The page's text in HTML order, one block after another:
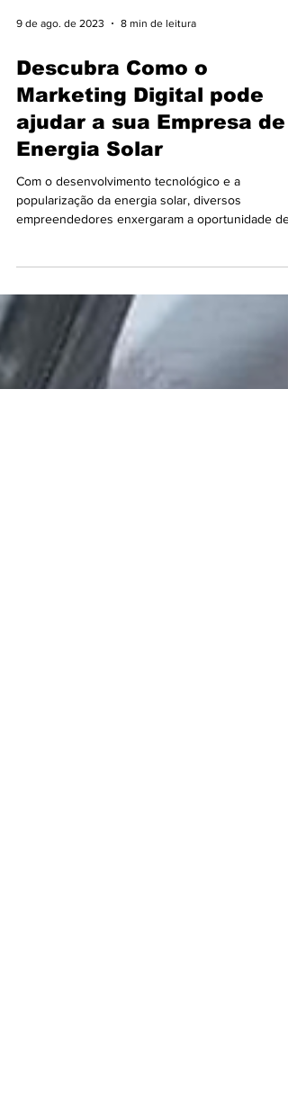
9 de ago. de 2023 8 min de leitura
Descubra Como o
Marketing Digital pode
ajudar a sua Empresa de
Energia Solar
abrir um...